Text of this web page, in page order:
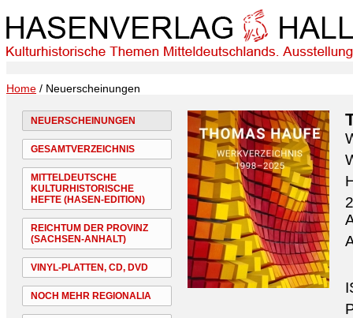
Home / Neuerscheinungen
NEUERSCHEINUNGEN
GESAMTVERZEICHNIS
MITTELDEUTSCHE
KULTURHISTORISCHE
HEFTE (HASEN-EDITION)
REICHTUM DER PROVINZ
(SACHSEN-ANHALT)
VINYL-PLATTEN, CD, DVD
NOCH MEHR REGIONALIA